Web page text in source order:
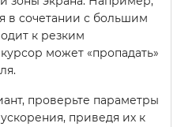
в сочетании с большим
к резким
может «пропадать»
проверьте параметры
приведя их к